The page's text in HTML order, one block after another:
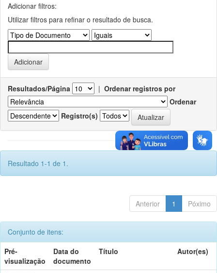
Adicionar filtros:
Utilizar filtros para refinar o resultado de busca.
Resultados/Página | Ordenar registros por
Ordenar
Registro(s)
Resultado 1-1 de 1.
Anterior 1 Póximo
Conjunto de itens:
Pré-
visualização
Data do
documento
Título Autor(es)